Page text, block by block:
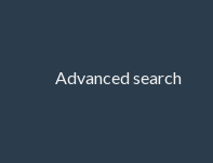
Advanced search